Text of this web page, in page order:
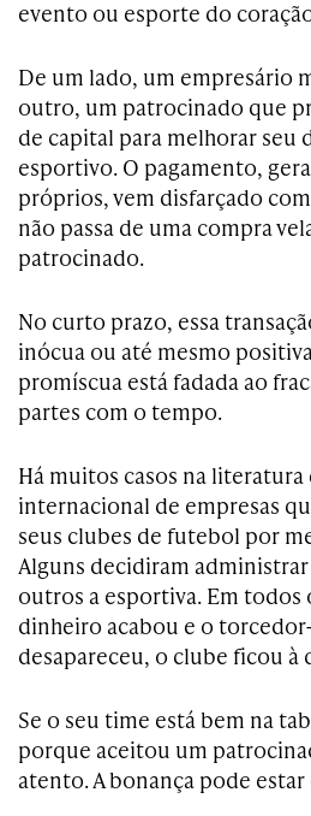
evento ou esporte do
De um lado, um empresário
outro, um patrocinado que
de capital para melhorar seu
esportivo. O pagamento,
próprios, vem disfarçado
não passa de uma compra
patrocinado.
No curto prazo, essa
inócua ou até mesmo
promíscua está fadada ao
partes com o tempo.
Há muitos casos na
internacional de empresas
seus clubes de futebol por
Alguns decidiram
outros a esportiva. Em todos
dinheiro acabou e o
desapareceu, o clube ficou à
Se o seu time está bem na
porque aceitou um
atento. A bonança pode